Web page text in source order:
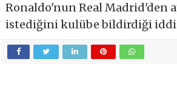
Ronaldo'nun Real Madrid'den
istediğini kulübe bildirdiği